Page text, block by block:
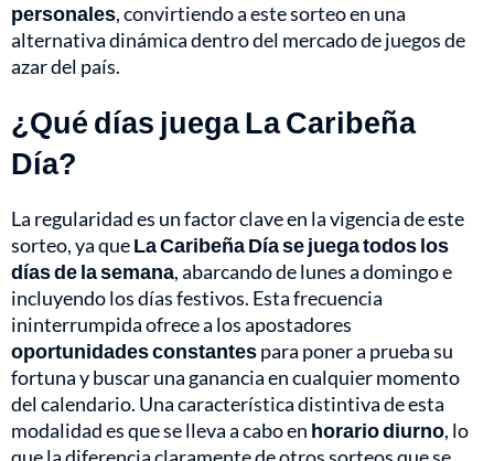
personales, convirtiendo a este sorteo en una
alternativa dinámica dentro del mercado de juegos de
azar del país.
¿Qué días juega La Caribeña
Día?
La regularidad es un factor clave en la vigencia de este
sorteo, ya queLa Caribeña Día se juega todos los
días de la semana, abarcando de lunes a domingo e
incluyendo los días festivos. Esta frecuencia
ininterrumpida ofrece a los apostadores
oportunidades constantespara poner a prueba su
fortuna y buscar una ganancia en cualquier momento
del calendario. Una característica distintiva de esta
modalidad es que se lleva a cabo en horario diurno, lo